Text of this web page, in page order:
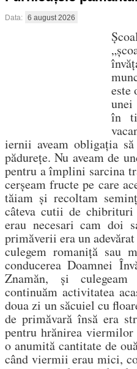
Data: 6 august 2026
este
unei
în
iernii aveam obligația
pădurețe. Nu aveam de
pentru a împlini sarcina
cerșeam fructe pe care
tăiam și recoltam
câteva cutii de chibrituri
erau necesari cam doi
primăverii era un
culegem romaniță sau
conducerea Doamnei
Znamăn, și
continuăm activitatea
doua zi un săcuiel cu
de primăvară însă era
pentru hrănirea viermilor
o anumită cantitate de
când viermii erau mici,